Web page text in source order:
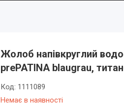
Жолоб напівкруглий
prePATINA blaugrau,
Немає в наявності
Код: 1111089